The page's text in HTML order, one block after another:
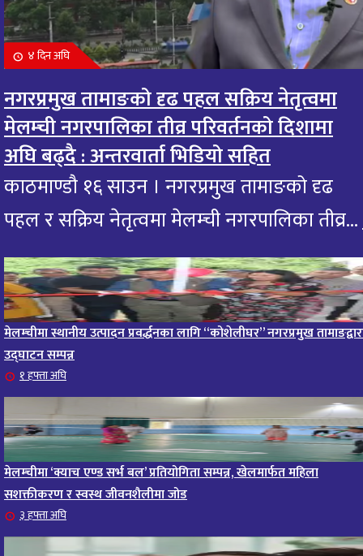
११
आज मंगलबार भगवान गजानन गणेशको दर्शन गरि
आजको राशिफल हेर्नुहोस: यी राशिलाई एकदम शुभ
१0 महिना अघि
१२ आजको राशिफल : २० भाद्र २०८२, शुक्रबार
११ महिना अघि
१३ आजको राशिफल – १९ भाद्र २०८२, बिहीवार
११ महिना अघि
आज २०८२ साल भदौ १६ गते सोमबारको राशिफल
१५
आजको राशिफल : २०८२ भदौ १२ गते बिहीवार, २८
२०२५
११ महिना अघि
१६ ११ महिना अघि
१७ आजको राशिफल – २०८२ साल भाद्र १० गते, मंगलबार
११ महिना अघि
१८
आजको राशिफल : आइतवार, ८ भदौ २०८२ (२४ अगस्ट
११ महिना अघि
४ दिन अघि
नगरप्रमुख तामाङको दृढ पहल सक्रिय नेतृत्वमा
मेलम्ची नगरपालिका तीव्र परिवर्तनको दिशामा
अघि बढ्दै : अन्तरवार्ता भिडियो सहित
काठमाण्डौ १६ साउन । नगरप्रमुख तामाङको दृढ
पहल र सक्रिय नेतृत्वमा मेलम्ची नगरपालिका तीव्र...
मेलम्चीमा स्थानीय उत्पादन प्रवर्द्धनका लागि “कोशेलीघर” नगरप्रमुख
उद्घाटन सम्पन्न
१ हफ्ता अघि
मेलम्चीमा ‘क्याच एण्ड सर्भ बल’ प्रतियोगिता सम्पन्न, खेलमार्फत महिला
सशक्तीकरण र स्वस्थ जीवनशैलीमा जोड
३ हफ्ता अघि